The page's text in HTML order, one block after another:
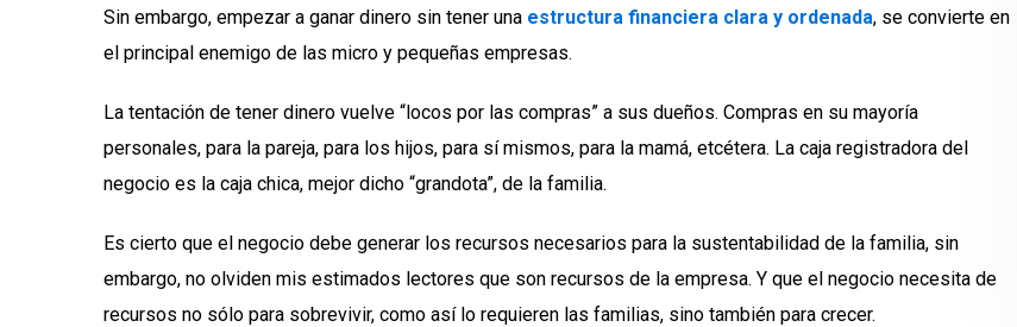
Sin embargo, empezar a ganar dinero sin tener una estructura financiera clara y ordenada, se convierte en
el principal enemigo de las micro y pequeñas empresas.
La tentación de tener dinero vuelve “locos por las compras” a sus dueños. Compras en su mayoría
personales, para la pareja, para los hijos, para sí mismos, para la mamá, etcétera. La caja registradora del
negocio es la caja chica, mejor dicho “grandota”, de la familia.
Es cierto que el negocio debe generar los recursos necesarios para la sustentabilidad de la familia, sin
embargo, no olviden mis estimados lectores que son recursos de la empresa. Y que el negocio necesita de
recursos no sólo para sobrevivir, como así lo requieren las familias, sino también para crecer.